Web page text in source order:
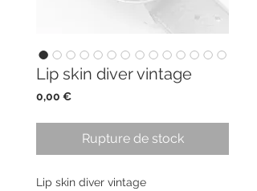
Lip skin diver vintage
0,00 €Prix
Rupture de stock
Lip skin diver vintage